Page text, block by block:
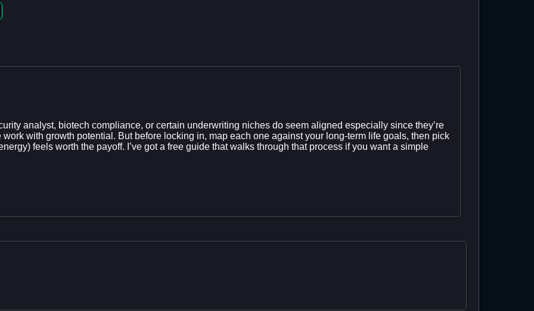
analyst, biotech compliance, or certain underwriting niches do seem aligned especially since they’re
with growth potential. But before locking in, map each one against your long-term life goals, then pick
feels worth the payoff. I’ve got a free guide that walks through that process if you want a simple